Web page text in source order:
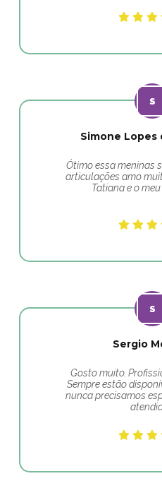
Simone Lopes
Ótimo essa meninas
articulações amo
Tatiana e o
Sergio
Gosto muito.
Sempre estão
nunca precisamos